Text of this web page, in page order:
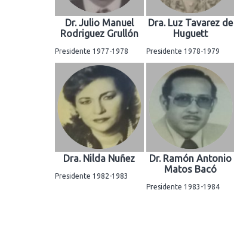
Dr. Julio Manuel
Rodriguez Grullón
Presidente 1977-1978
Dra. Luz Tavarez de
Huguett
Presidente 1978-1979
Dra. Nilda Nuñez
Presidente 1982-1983
Dr. Ramón Antonio
Matos Bacó
Presidente 1983-1984